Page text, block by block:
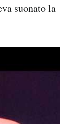
suonato la